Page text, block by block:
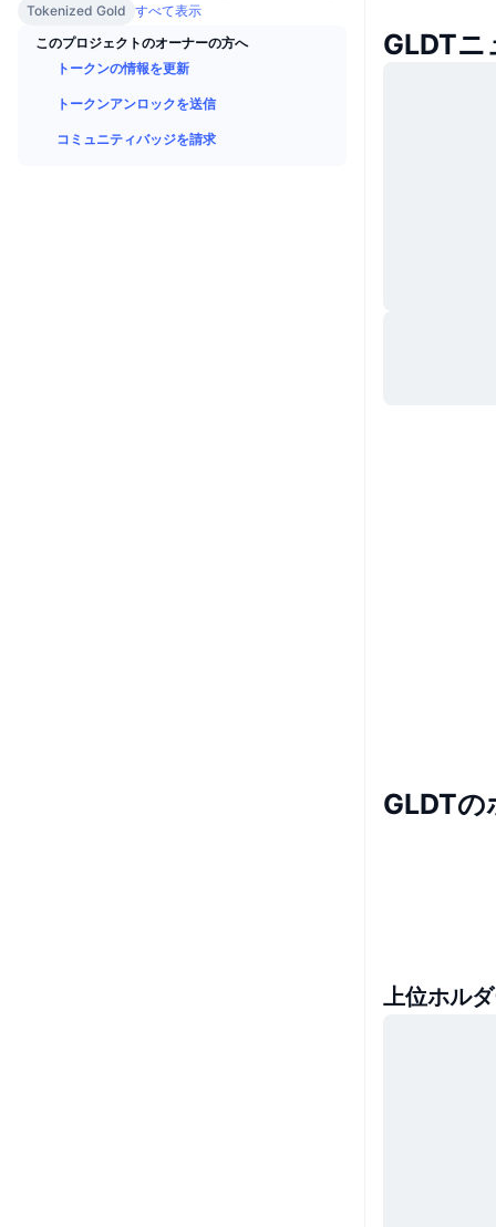
Tokenized Gold すべて表示
このプロジェクトのオーナーの方へ
トークンの情報を更新
トークンアンロックを送信
コミュニティバッジを請求
GLDTニ
GLDTの
上位ホル